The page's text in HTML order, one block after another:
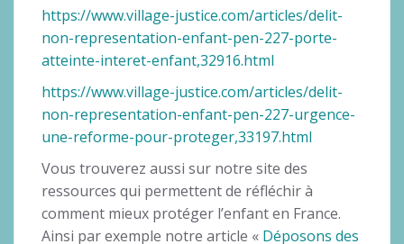
https://www.village-justice.com/articles/delit-
non-representation-enfant-pen-227-porte-
atteinte-interet-enfant,32916.html
https://www.village-justice.com/articles/delit-
non-representation-enfant-pen-227-urgence-
une-reforme-pour-proteger,33197.html
Vous trouverez aussi sur notre site des
ressources qui permettent de réfléchir à
comment mieux protéger l’enfant en France.
Ainsi par exemple notre article « Déposons des